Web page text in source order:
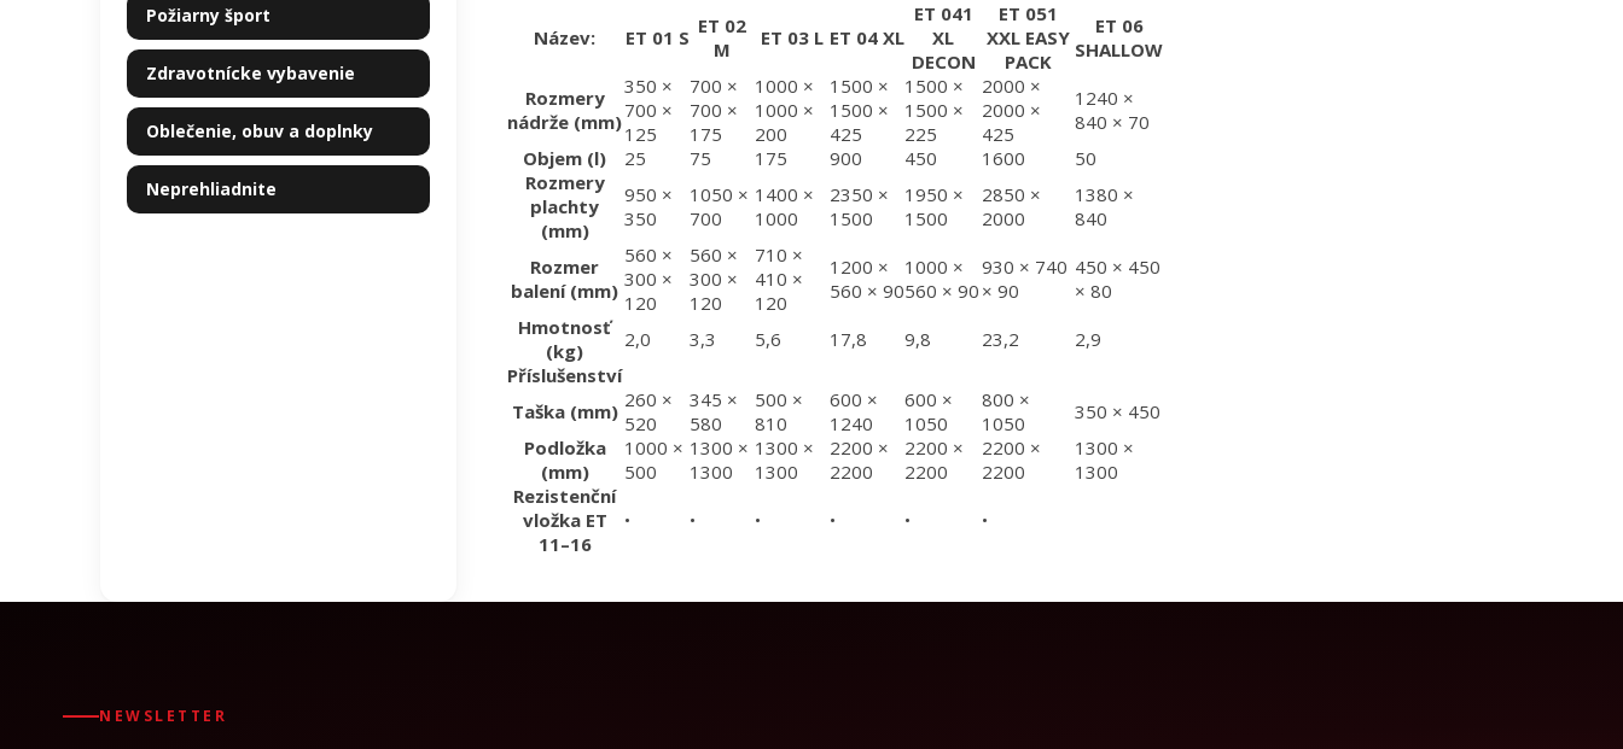
Požiarny šport
Zdravotnícke vybavenie
Oblečenie, obuv a doplnky
Neprehliadnite
Název: ET 01 S ET 02
M
ET 03 L ET 04 XL
ET 041
XL
DECON
ET 051
XXL EASY
PACK
ET 06
SHALLOW
Rozmery
nádrže (mm)
350 ×
700 ×
125
700 ×
700 ×
175
1000 ×
1000 ×
200
1500 ×
1500 ×
425
1500 ×
1500 ×
225
2000 ×
2000 ×
425
1240 ×
840 × 70
Objem (l)
25 75 175 900 450 1600
50
Rozmery
plachty
(mm)
950 ×
350
1050 ×
700
1400 ×
1000
2350 ×
1500
1950 ×
1500
2850 ×
2000
1380 ×
840
Rozmer
balení (mm)
560 ×
300 ×
120
560 ×
300 ×
120
710 ×
410 ×
120
1200 ×
560 × 90
1000 ×
560 × 90
930 × 740
× 90
450 × 450
× 80
Hmotnosť
(kg)
2,0 3,3 5,6 17,8 9,8 23,2
2,9
Příslušenství
Taška (mm) 260 ×
520
345 ×
580
500 ×
810
600 ×
1240
600 ×
1050
800 ×
1050
350 × 450
Podložka
(mm)
1000 ×
500
1300 ×
1300
1300 ×
1300
2200 ×
2200
2200 ×
2200
2200 ×
2200
1300 ×
1300
Rezistenční
vložka ET
11–16
• • • • • •
NEWSLETTER